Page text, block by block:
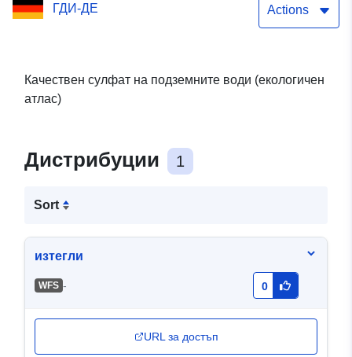
ГДИ-ДЕ Actions
Качествен сулфат на подземните води (екологичен
атлас)
Дистрибуции 1
Sort
изтегли
WFS - 0
URL за достъп